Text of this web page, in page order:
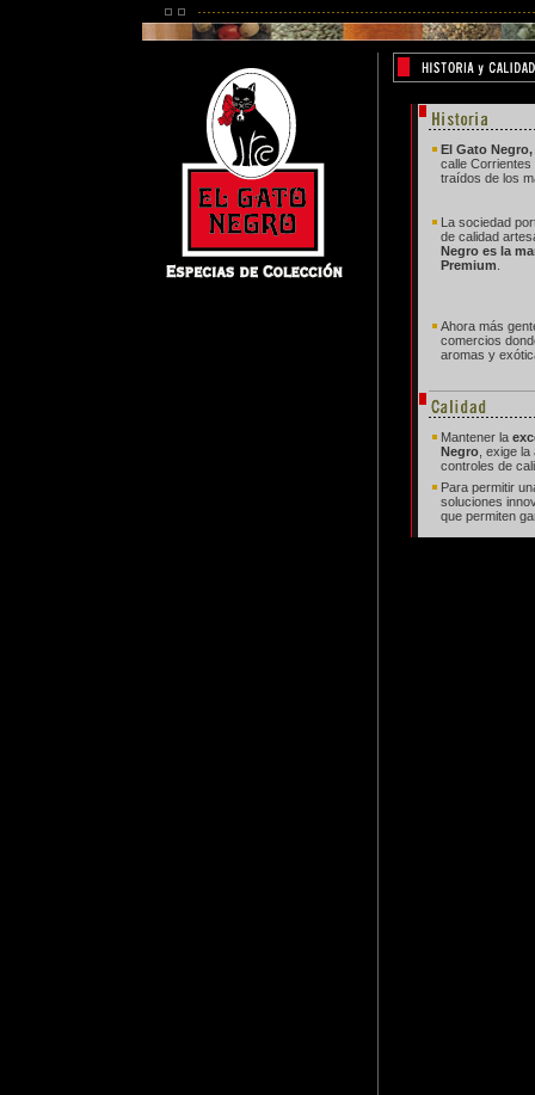
El Gato Negro,
calle
traídos de los
La sociedad
de calidad
Negro es la
Premium
Ahora más
comercios
aromas y
Mantener la
Negro, exige la
controles de
Para permitir
soluciones
que permiten